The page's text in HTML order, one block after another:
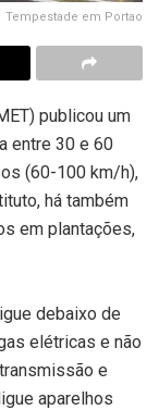
Tempestade em Portao
publicou um
entre 30 e 60
(60-100 km/h),
há também
em plantações,
debaixo de
elétricas e não
e
aparelhos